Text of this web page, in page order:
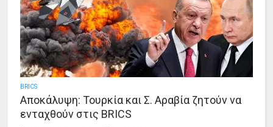
BRICS
Αποκάλυψη: Τουρκία και Σ. Αραβία ζητούν να
ενταχθούν στις BRICS